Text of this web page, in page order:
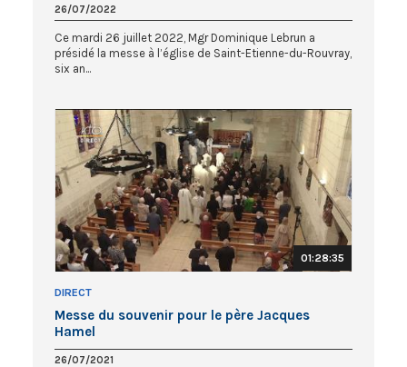
26/07/2022
Ce mardi 26 juillet 2022, Mgr Dominique Lebrun a
présidé la messe à l’église de Saint-Etienne-du-Rouvray,
six an...
01:28:35
DIRECT
Messe du souvenir pour le père Jacques
Hamel
26/07/2021